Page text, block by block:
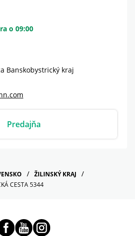
o 09:00
Banskobystrický kraj
Predajňa
ŽILINSKÝ KRAJ
CESTA 5344